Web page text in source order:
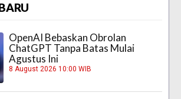
OpenAI Bebaskan Obrolan
ChatGPT Tanpa Batas Mulai
Agustus Ini
8 August 2026 10:00 WIB